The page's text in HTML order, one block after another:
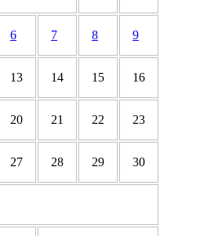
6 7 8 9
13 14 15 16
20 21 22 23
27 28 29 30